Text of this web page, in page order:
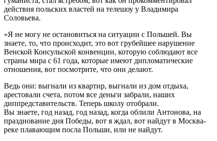
действия польских властей на телешоу у Владимира
Соловьева.
«Я не могу не остановиться на ситуации с Польшей. Вы
знаете, то, что происходит, это вот грубейшее нарушение
Венской Консульской конвенции, которую соблюдают все
страны мира с 61 года, которые имеют дипломатические
отношения, вот посмотрите, что они делают.
Ведь они: выгнали из квартир, выгнали из дом отдыха,
арестовали счета, потом все деньги забрали, наших
диппредставительств. Теперь школу отобрали.
Вы знаете, год назад, год назад, когда облили Антонова, на
празднование дня Победы, вот я ждал, вот найдут в Москва-
реке плавающим посла Польши, или не найдут.